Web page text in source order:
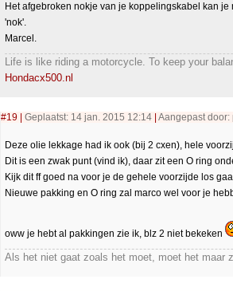
Het afgebroken nokje van je koppelingskabel kan
'nok'.
Marcel.
Life is like riding a motorcycle. To keep your
Hondacx500.nl
#19 Geplaatst: 14 jan. 2015 12:14 Aangepast door:
Deze olie lekkage had ik ook (bij 2 cxen), hele
Dit is een zwak punt (vind ik), daar zit een O ring
Kijk dit ff goed na voor je de gehele voorzijde los
Nieuwe pakking en O ring zal marco wel voor je
oww je hebt al pakkingen zie ik, blz 2 niet bekeken
Als het niet gaat zoals het moet, moet het maar